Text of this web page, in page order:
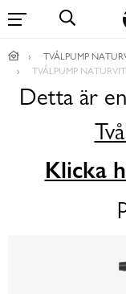
TVÅLPUMP
TVÅLPUMP
Detta är
Klicka